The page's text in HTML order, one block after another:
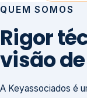
QUEM SOMOS
Rigor
visão
A Keyassociados é